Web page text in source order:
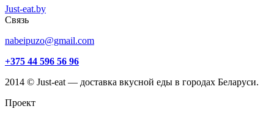
Just-eat.by
Связь
nabeipuzo@gmail.com
+375 44 596 56 96
2014 © Just-eat — доставка вкусной еды в городах Беларуси.
Проект